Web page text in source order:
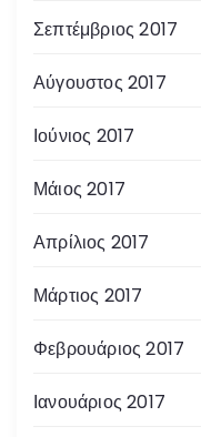
Σεπτέμβριος 2017
Αύγουστος 2017
Ιούνιος 2017
Μάιος 2017
Απρίλιος 2017
Μάρτιος 2017
Φεβρουάριος 2017
Ιανουάριος 2017